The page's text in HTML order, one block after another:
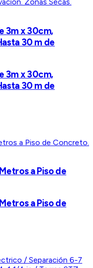
3m x 30cm,
30 m de
3m x 30cm,
30 m de
a Piso de
a Piso de